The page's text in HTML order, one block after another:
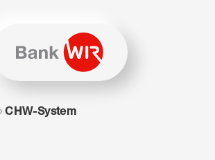
Seite wird JavaScript benötigt.
CHW-System